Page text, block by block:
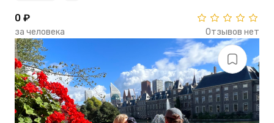
0 ₽
за человека Отзывов нет